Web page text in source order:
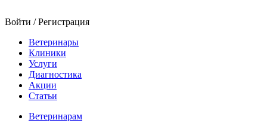
Войти / Регистрация
Ветеринары
Клиники
Услуги
Диагностика
Акции
Статьи
Ветеринарам